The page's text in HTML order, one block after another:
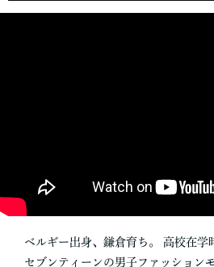
ベルギー出身、鎌倉育ち。 高校在学
セブンティーンの男子ファッション